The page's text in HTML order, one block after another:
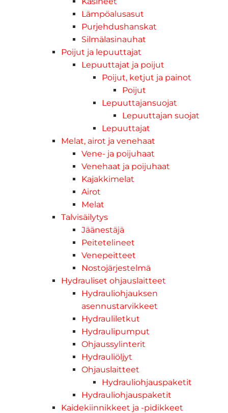
Lämpöalusasut
Purjehdushanskat
Silmälasinauhat
Poijut ja lepuuttajat
Lepuuttajat ja poijut
Poijut, ketjut ja painot
Poijut
Lepuuttajansuojat
Lepuuttajan suojat
Lepuuttajat
Melat, airot ja venehaat
Vene- ja poijuhaat
Venehaat ja poijuhaat
Kajakkimelat
Airot
Melat
Talvisäilytys
Jäänestäjä
Peitetelineet
Venepeitteet
Nostojärjestelmä
Hydrauliset ohjauslaitteet
Hydrauliohjauksen
asennustarvikkeet
Hydrauliletkut
Hydraulipumput
Ohjaussylinterit
Hydrauliöljyt
Ohjauslaitteet
Hydrauliohjauspaketit
Hydrauliohjauspaketit
Kaidekiinnikkeet ja -pidikkeet